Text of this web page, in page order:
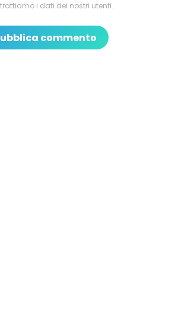
i dati dei nostri utenti.